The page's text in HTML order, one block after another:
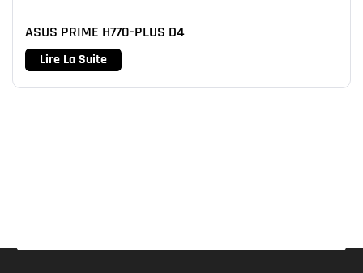
ASUS PRIME H770-PLUS D4
Lire La Suite